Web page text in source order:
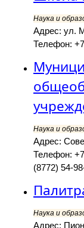
Наука и
Адрес: ул.
Телефон:
Наука и
Адрес:
Телефон:
(8772) 54-
Наука и
Адрес: